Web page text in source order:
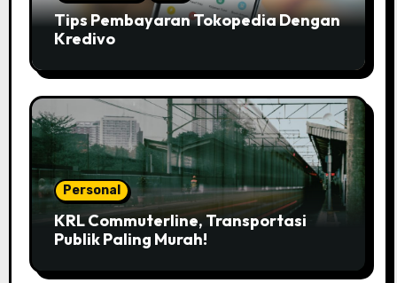
Tips Pembayaran Tokopedia Dengan
Kredivo
Personal
KRL Commuterline, Transportasi
Publik Paling Murah!